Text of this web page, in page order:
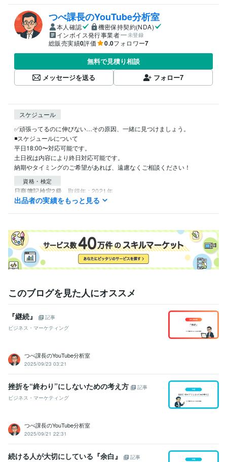
つべ課長のYouTube分析室
本人確認
機密保持契約(NDA)
インボイス発行事業者
未登録
総販売実績0評価 0.0フォロワー7
無料で見積り相談
メッセージを送る
フォロー7
スケジュール
✅頑張ってるのに伸びない…その原因、一緒に見つけましょう。
◾️スケジュールについて
平日18:00〜対応可能です。
土日祝は内容により終日対応可能です。
資格・検定
日商簿記検定2級 取得年 : 2021年
出品者の実績をもっと見る
このブログを見た人にオススメ
『継続』
記事
ビジネス・マーケティング
つべ課長のYouTube分析室
2025/09/23 03:21
挫折を“終わり”にしないための考え方
記事
ビジネス・マーケティング
つべ課長のYouTube分析室
2025/09/21 22:31
続ける人が大切にしている『余白』
記事